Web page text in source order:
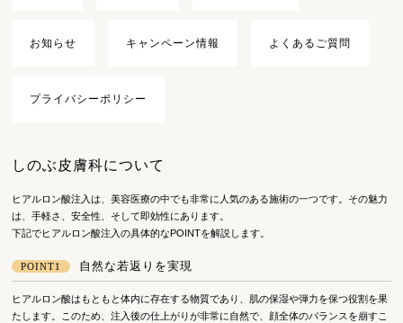
お知らせ キャンペーン情報 よくあるご質問
プライバシーポリシー
しのぶ皮膚科について
ヒアルロン酸注入は、美容医療の中でも非常に人気のある施術の一つです。その魅力
は、手軽さ、安全性、そして即効性にあります。
下記でヒアルロン酸注入の具体的なPOINTを解説します。
POINT1 自然な若返りを実現
ヒアルロン酸はもともと体内に存在する物質であり、肌の保湿や弾力を保つ役割を果
たします。このため、注入後の仕上がりが非常に自然で、顔全体のバランスを崩すこ